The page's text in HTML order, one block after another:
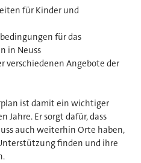
für Kinder und
für das
in Neuss
verschiedenen Angebote der
ist damit ein wichtiger
Jahre. Er sorgt dafür, dass
auch weiterhin Orte haben,
finden und ihre